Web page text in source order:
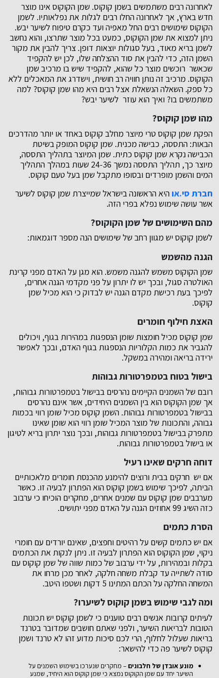
לאחרונה רבים משתמשים בשמן קוקוס. שמן הקוקוס אינו מוצר
חדש בארץ, אך לאחרונה החלו רבים לגלות את נפלאותיו. לשמן
הקוקוס שימושים רבים החל מאפיה ועד כקרם טיפוח לשיער יבש.
ניתן למצוא את שמן הקוקוס, כמעט בכל מוצר שתרצו, והוא נחשב
לשמן בריא מאוד, בעל סגולות יוצאות דופן. צריך להבין את מקור
השמן הזה, כדי להבין את סוד ההצלחה שלו, לכן יש להקפיד
שכאשר רוכשים מוצר כל שהוא, להקפיד שיש בו מרכיב שמן
הקוקוס. מרכיב זה נותן חוויה רב חושית, וישדרג את המאכלים ללא
כל ספק. השאלה הנשאלת אצל רבים היא מהו שמן קוקוס? למה
משתמשים בו? ואיך הוא עוזר לשיער יבש?
מהו שמן קוקוס?
הפקת שמן קוקוס טרי מיוצר מחלב קוקוס באחד או יותר מהדרכים
הבאות: התססה, כבישה מכנית. שמן קוקוס המופק בשיטת
הכבישה נקרא שמן קוקוס כתית. שמן המיוצר בתהליך התססה,
מיוצר כך, תהליך התססה נמשך 24-36 שעות במהלך התהליך
המים והשמן מופרדים ובסופו מתקבל שמן בעל טעם קוקוס.
חברת סי.אוהיא הראשונה בישראל שמייצרת שמן קוקוס לשיער
אשר עושה שימוש נפלא בפרי הזה.
מהם השימושים של שמן הקוקוס?
לשמן קוקוס יש מגוון רחב של שימושים הנה מספר דוגמאות:
הגנה מהשמש
שמן הקוקוס משמש להגנה משמש. הוא מגן על האדם מפני קרינת
האולטרה סגול, ובכך יש לו יתרון על פני מקדמי הגנה אחרים,
לפיכך בעת רכישת מקדם הגנה יש לבדוק כי הוא מכיל שמן
קוקוס.
האצת חילוף חומרים
שמן קוקוס מכיל חומצות שומן הנספגות במהירות בגוף, ויכולים
להגביר את כמות הקלוריות הנספגות בגוף האדם, ובכך לאפשר
ירידה בריאה ומהירה במשקל.
בישול בטוח בטמפרטורות גבוהות
רובם של השמנים הקיימים נהרסים בבישול בטמפרטורות גבוהות,
אך שמן הקוקוס הוא בין השמנים היחידים, אשר אינם נהרסים
בבישול בטמפרטורות גבוהות. השמן קוקוס מכיל שומן רווי בכמות
גבוהה, והתכונות של מוצר המכיל שומן רווי הוא שומן שאינו
מתפרק בבישול בטמפרטורות גבוהות, ובכך נוצר יתרון בריא לטיגון
או בישול בטמפרטורות גבוהות.
דוחה חרקים שאינו רעיל
אם יש חרקים בבית ורוצים להימנע מהכנסת חומרים מלאכותיים
הביתה, לפיכך שימוש בשמן קוקוס הוא הפתרון לבעיה זו. כאשר
מערבבים שמן קוקוס עם שמנים אחרים, מחקרים הוכיחו כי ערבוב
כזה השיג 99 אחוזים הגנה על האדם מפני יתושים.
הסרת כתמים
אם יש כתמים קשים על רהיטים וחפצים, שאינם יורדים עם חומרי
ניקוי, שמן הקוקוס הוא הפתרון לבעיה זו. ניתן לנקות את הכתמים
בקלות ובמהירות, על ידי ערבוב של כמות שווה של שמן קוקוס עם
סודה לשתייה עד קבלת משחה חלקה, לאחר מכן מרחו את
המשחה החלקה על הכתם המתינו 5 דקות ושטפו היטב.
ומה לגבי שימוש בשמן קוקוס לשיערו?
לעיתים קרובות אנשים רבים טוענים כי לשמן קוקוס יש תכונות
הטובות לבריאות השיער, ולפני שאתם חושבים שמדובר בטרנד
בריאות שעלול לחלוף, הרי לכם סיכות מדוע זהו לא טרנד ושמן
קוקוס לשיער פה כדי להישאר:
מונע אובדן של חלבונים– מחקרים שנערכו בשימוש השמנים על
השיער יחד עם שמן הקוקוס נמצא כי שמן קוקוס הוא היחיד, שמנע